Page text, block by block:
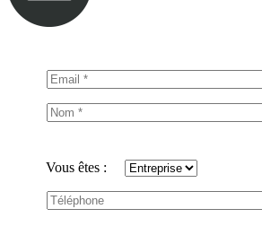
Vous êtes :